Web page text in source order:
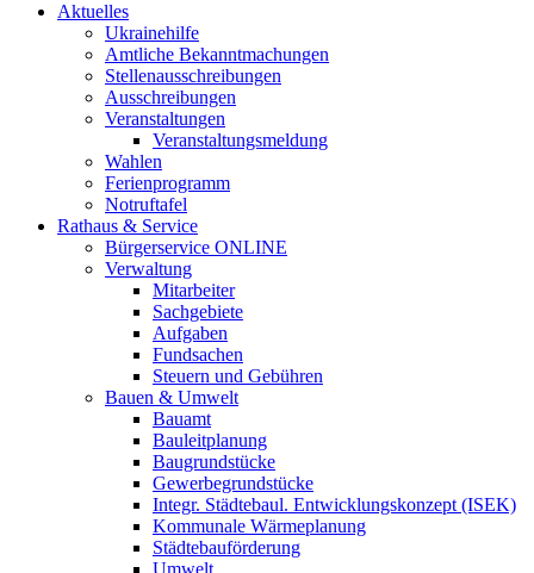
Aktuelles
Ukrainehilfe
Amtliche Bekanntmachungen
Stellenausschreibungen
Ausschreibungen
Veranstaltungen
Veranstaltungsmeldung
Wahlen
Ferienprogramm
Notruftafel
Rathaus & Service
Bürgerservice ONLINE
Verwaltung
Mitarbeiter
Sachgebiete
Aufgaben
Fundsachen
Steuern und Gebühren
Bauen & Umwelt
Bauamt
Bauleitplanung
Baugrundstücke
Gewerbegrundstücke
Integr. Städtebaul. Entwicklungskonzept (ISEK)
Kommunale Wärmeplanung
Städtebauförderung
Umwelt